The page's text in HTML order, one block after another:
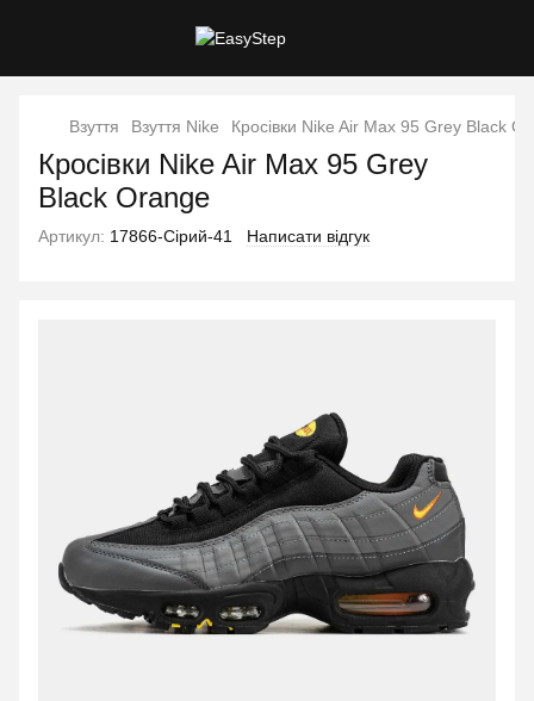
Взуття Взуття Nike Кросівки Nike Air Max 95 Grey Black
Кросівки Nike Air Max 95 Grey
Black Orange
Артикул: 17866-Сірий-41 Написати відгук